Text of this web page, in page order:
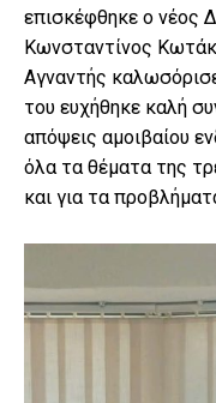
επισκέφθηκε ο νέος
Κωνσταντίνος
Αγναντής
του ευχήθηκε καλή
απόψεις αμοιβαίου
όλα τα θέματα της
και για τα